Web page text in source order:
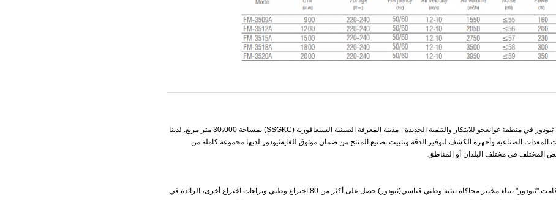
تأسست في عام 2002، تقع شركة ثيودور في منطقة غوانغجو للابتكار والتنمية الجديدة - مدينة المعرفة الصينية السنغافورية (SSGKC) بمساحة 30،000 متر مربع. لدينا
الصناعية وأجهزة الكشف لتوفير الدقة وتثبيت تصنيع المنتج من ضمان موثوق للغايةثيودور لديها مجموعة كاملة من
المختلف في مختلف البلدان أو المناطق.
من خلال الإبداع المتتابع والابتكار، قامت "ثيودور" ببناء مختبر محاكاة بيئية وطني قياسي(ثيودور) حصل على أكثر من 80 اختراع وطني وبراءات اختراع أخرى، الرائدة في